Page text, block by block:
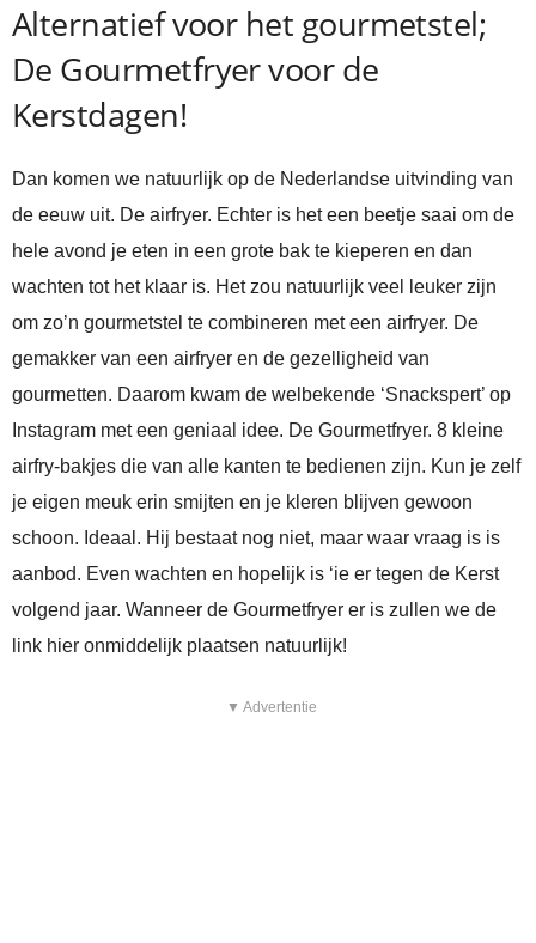
Alternatief voor het gourmetstel;
De Gourmetfryer voor de
Kerstdagen!
Dan komen we natuurlijk op de Nederlandse uitvinding van
de eeuw uit. De airfryer. Echter is het een beetje saai om de
hele avond je eten in een grote bak te kieperen en dan
wachten tot het klaar is. Het zou natuurlijk veel leuker zijn
om zo’n gourmetstel te combineren met een airfryer. De
gemakker van een airfryer en de gezelligheid van
gourmetten. Daarom kwam de welbekende ‘Snackspert’ op
Instagram met een geniaal idee. De Gourmetfryer. 8 kleine
airfry-bakjes die van alle kanten te bedienen zijn. Kun je zelf
je eigen meuk erin smijten en je kleren blijven gewoon
schoon. Ideaal. Hij bestaat nog niet, maar waar vraag is is
aanbod. Even wachten en hopelijk is ‘ie er tegen de Kerst
volgend jaar. Wanneer de Gourmetfryer er is zullen we de
link hier onmiddelijk plaatsen natuurlijk!
▼ Advertentie